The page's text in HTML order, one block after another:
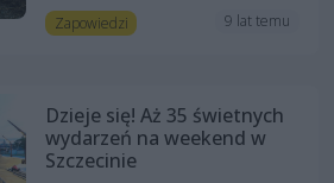
Zapowiedzi 9 lat temu
Dzieje się! Aż 35 świetnych
wydarzeń na weekend w
Szczecinie